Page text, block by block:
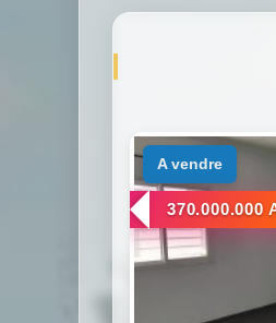
a vendre
370.000.000